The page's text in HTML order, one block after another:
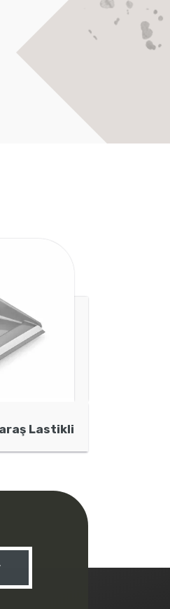
Lastikli